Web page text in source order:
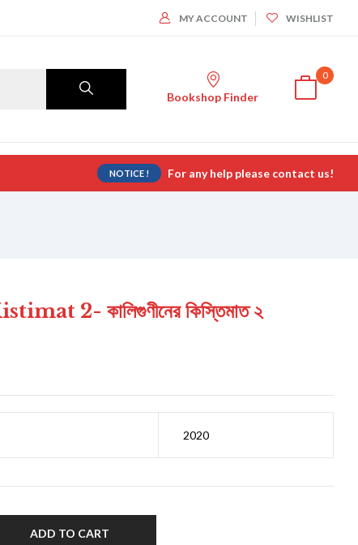
MY ACCOUNT WISHLIST
Bookshop Finder
0
NOTICE ! For any help please contact us!
2- কালিগুণীনের কিস্তিমাত ২
2020
ADD TO CART